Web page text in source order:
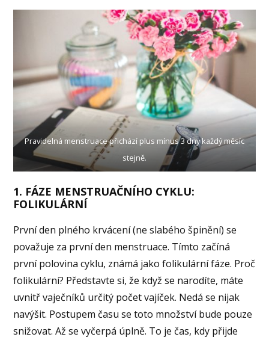
Pravidelná menstruace přichází plus mínus 3 dny každý měsíc
stejně.
1. FÁZE MENSTRUAČNÍHO CYKLU:
FOLIKULÁRNÍ
První den plného krvácení (ne slabého špinění) se
považuje za první den menstruace. Tímto začíná
první polovina cyklu, známá jako folikulární fáze. Proč
folikulární? Představte si, že když se narodíte, máte
uvnitř vaječníků určitý počet vajíček. Nedá se nijak
navýšit. Postupem času se toto množství bude pouze
snižovat. Až se vyčerpá úplně. To je čas, kdy přijde